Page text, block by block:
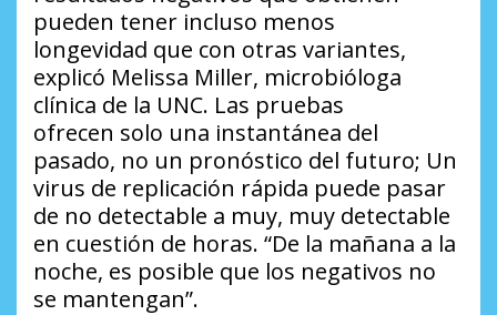
pueden tener incluso menos
longevidad que con otras variantes,
explicó Melissa Miller, microbióloga
clínica de la UNC. Las pruebas
ofrecen solo una instantánea del
pasado, no un pronóstico del futuro; Un
virus de replicación rápida puede pasar
de no detectable a muy, muy detectable
en cuestión de horas. “De la mañana a la
noche, es posible que los negativos no
se mantengan”.